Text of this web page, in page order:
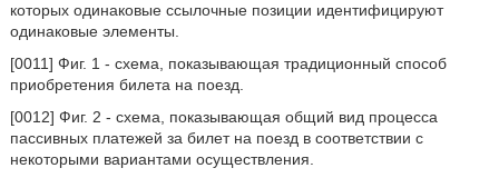
которых одинаковые ссылочные позиции идентифицируют
одинаковые элементы.
[0011] Фиг. 1 - схема, показывающая традиционный способ
приобретения билета на поезд.
[0012] Фиг. 2 - схема, показывающая общий вид процесса
пассивных платежей за билет на поезд в соответствии с
некоторыми вариантами осуществления.